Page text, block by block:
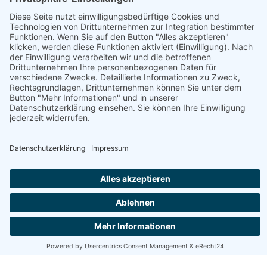
Nudelfabrik & Markt Cafe
Fisch, Fleisch, Gastronomie, Geschenke, Getränke,
Getreideprodukte, Gourmet-Zutaten, Handwerk, Honig,
Aufstriche & Co, Milchprodukte, Obst & Gemüse, Süßes &
Snacks, Weitere Hofprodukte
Produktübersicht
Aceto Balsamico, Algensalz, Aroma-Öl, Backerbsen,